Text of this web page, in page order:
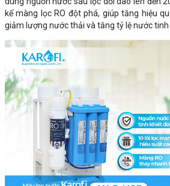
kế màng lọc RO đột phá, giúp tăng hiệu
giảm lượng nước thải và tăng tỷ lệ nước tinh